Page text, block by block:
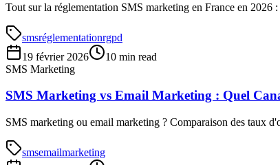
Tout sur la réglementation SMS marketing en France en
smsréglementationrgpd
19 février 2026
10 min read
SMS Marketing
SMS Marketing vs Email Marketing : Quel
SMS marketing ou email marketing ? Comparaison des taux
smsemailmarketing